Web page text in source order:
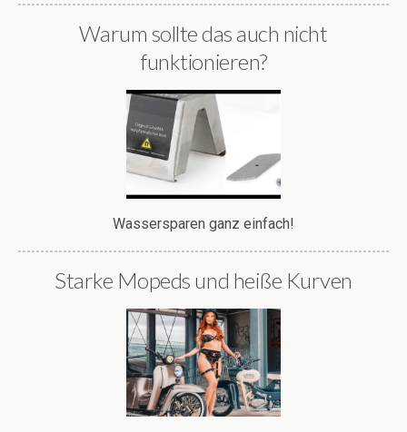
Warum sollte das auch nicht
funktionieren?
Wassersparen ganz einfach!
Starke Mopeds und heiße Kurven